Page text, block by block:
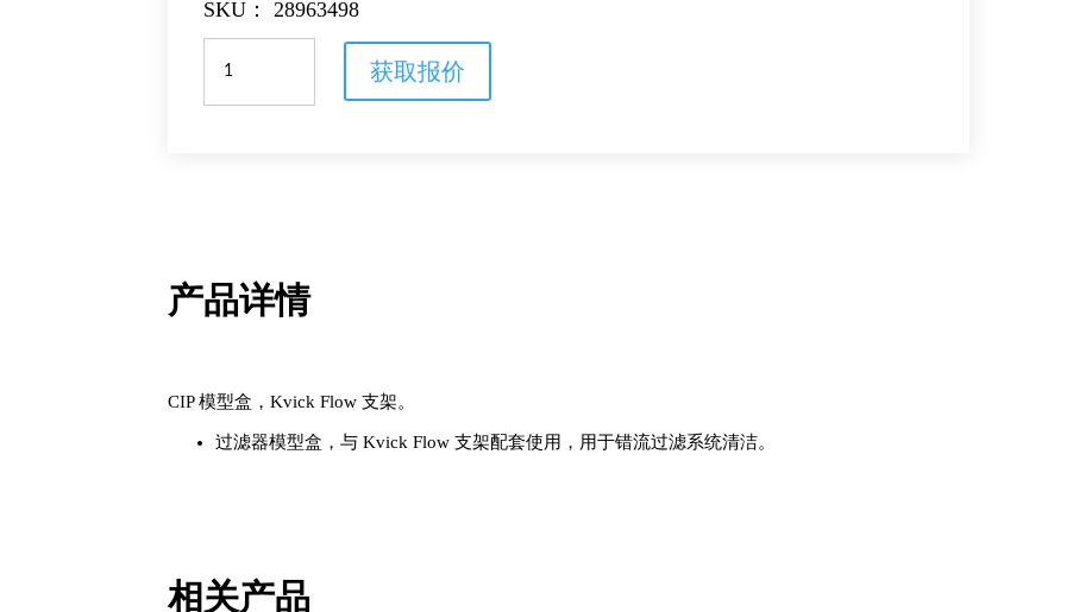
SKU： 28963498
型
获取报价
产品详情
CIP 模型盒，Kvick Flow 支架。
过滤器模型盒，与 Kvick Flow 支架配套使用，用于错流过滤系统清洁。
相关产品